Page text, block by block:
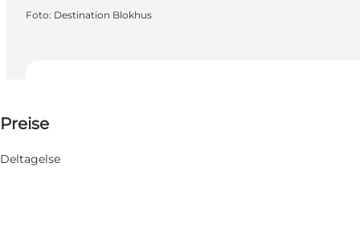
Preise
Deltagelse
Foto: Destination Blokhus